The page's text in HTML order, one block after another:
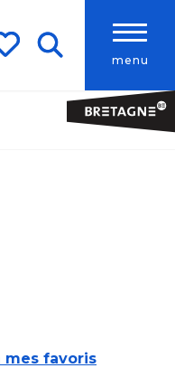
menu
mes favoris